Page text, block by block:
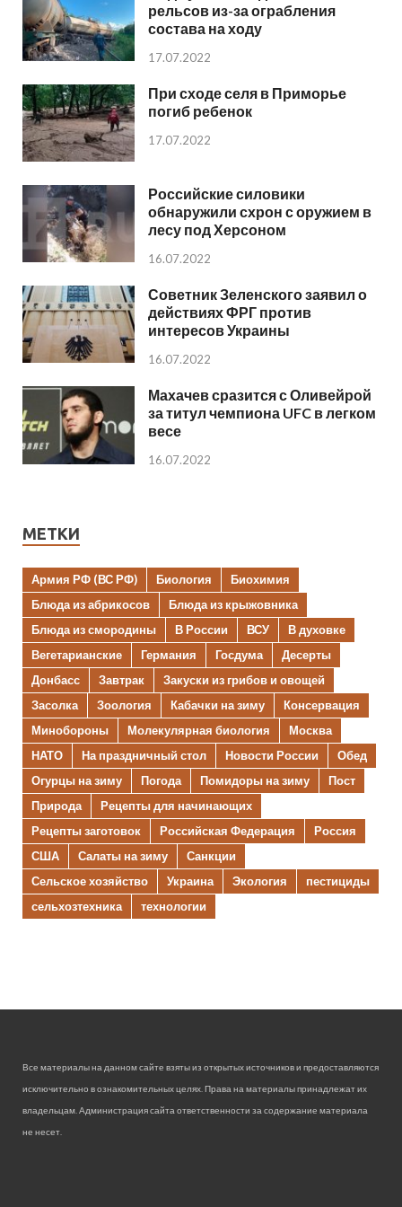
рельсов из-за ограбления
состава на ходу
17.07.2022
При сходе селя в Приморье
погиб ребенок
17.07.2022
Российские силовики
обнаружили схрон с оружием в
лесу под Херсоном
16.07.2022
Советник Зеленского заявил о
действиях ФРГ против
интересов Украины
16.07.2022
Махачев сразится с Оливейрой
за титул чемпиона UFC в легком
весе
16.07.2022
МЕТКИ
Армия РФ (ВС РФ) Биология
Биохимия
Блюда из абрикосов
Блюда из крыжовника
Блюда из смородины
В России ВСУ
В духовке
Вегетарианские
Германия Госдума
Десерты
Донбасс
Завтрак
Закуски из грибов и овощей
Засолка
Зоология Кабачки на зиму
Консервация
Минобороны
Молекулярная биология
Москва
НАТО
На праздничный стол Новости России
Обед
Огурцы на зиму
Погода Помидоры на зиму
Пост
Природа
Рецепты для начинающих
Рецепты заготовок
Российская Федерация
Россия
США
Салаты на зиму
Санкции
Сельское хозяйство
Украина Экология
пестициды
сельхозтехника
технологии
Все материалы на данном сайте взяты из открытых источников и предоставляются
исключительно в ознакомительных целях. Права на материалы принадлежат их
владельцам. Администрация сайта ответственности за содержание материала
не несет.